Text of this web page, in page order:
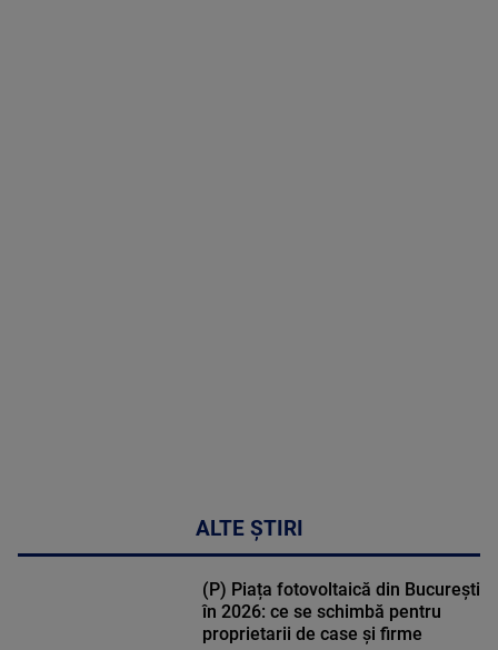
ALTE ȘTIRI
(P) Piața fotovoltaică din București
în 2026: ce se schimbă pentru
proprietarii de case și firme